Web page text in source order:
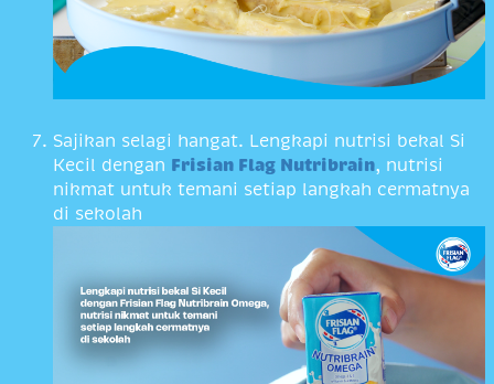
Sajikan selagi hangat. Lengkapi nutrisi bekal Si
Kecil dengan
Frisian Flag Nutribrain, nutrisi
nikmat untuk temani setiap langkah cermatnya
di sekolah